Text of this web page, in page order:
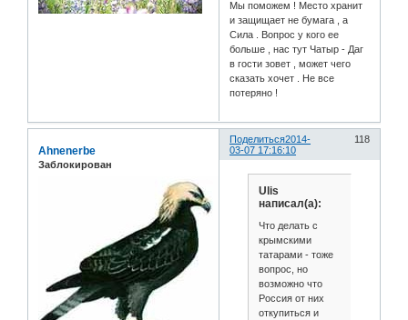
Мы поможем ! Место хранит
и защищает не бумага , а
Сила . Вопрос у кого ее
больше , нас тут Чатыр - Даг
в гости зовет , может чего
сказать хочет . Не все
потеряно !
Поделиться 118
2014-
03-07 17:16:10
Ahnenerbe
Заблокирован
Ulis
написал(а):
Что делать с
крымскими
татарами - тоже
вопрос, но
возможно что
Россия от них
откупиться и